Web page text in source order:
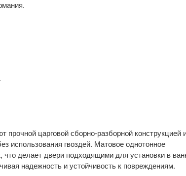
прочной царговой сборно-разборной конструкцией
использования гвоздей. Матовое однотонное
что делает двери подходящими для установки в
надежность и устойчивость к повреждениям.